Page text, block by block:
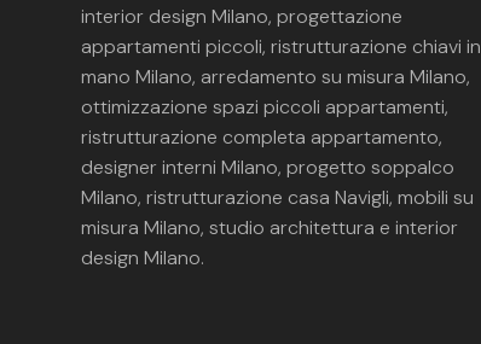
interior design Milano, progettazione
appartamenti piccoli, ristrutturazione chiavi in
mano Milano, arredamento su misura Milano,
ottimizzazione spazi piccoli appartamenti,
ristrutturazione completa appartamento,
designer interni Milano, progetto soppalco
Milano, ristrutturazione casa Navigli, mobili su
misura Milano, studio architettura e interior
design Milano.